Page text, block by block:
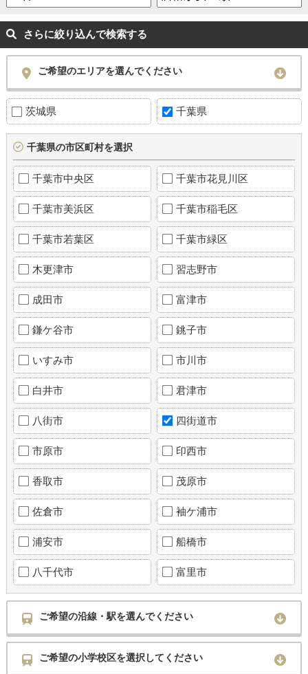
さらに絞り込んで検索する
ご希望のエリアを選んでください
茨城県 千葉県
千葉県の市区町村を選択
千葉市中央区 千葉市花見川区
千葉市美浜区 千葉市稲毛区
千葉市若葉区 千葉市緑区
木更津市 習志野市
成田市 富津市
鎌ケ谷市 銚子市
いすみ市 市川市
白井市 君津市
八街市 四街道市
市原市 印西市
香取市 茂原市
佐倉市 袖ケ浦市
浦安市 船橋市
八千代市 富里市
ご希望の沿線・駅を選んでください
ご希望の小学校区を選択してください